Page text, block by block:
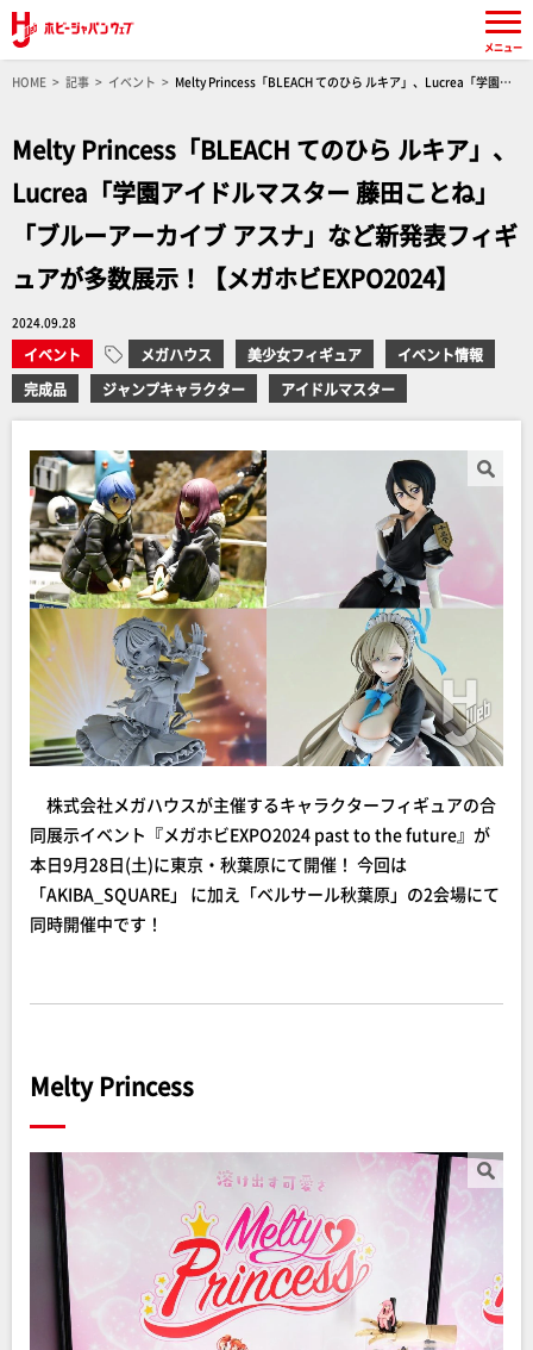
HOME 記事 イベント
Melty Princess「BLEACH てのひら ルキア」、Lucrea「学園ア
Melty Princess「BLEACH てのひら ルキア」、
Lucrea「学園アイドルマスター 藤田ことね」
「ブルーアーカイブ アスナ」など新発表フィギ
ュアが多数展示！【メガホビEXPO2024】
2024.09.28
イベント メガハウス 美少女フィギュア
イベント情報
完成品
ジャンプキャラクター アイドルマスター
株式会社メガハウスが主催するキャラクターフィギュアの合
同展示イベント『メガホビEXPO2024 past to the future』が
本日9月28日(土)に東京・秋葉原にて開催！ 今回は
「AKIBA_SQUARE」 に加え「ベルサール秋葉原」の2会場にて
同時開催中です！
Melty Princess
メニュー